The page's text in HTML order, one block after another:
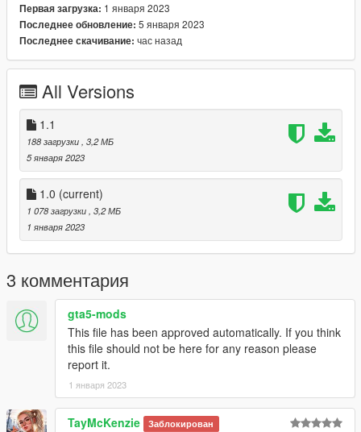
Первая загрузка: 1 января 2023
Последнее обновление: 5 января 2023
Последнее скачивание: час назад
All Versions
1.1
188 загрузки , 3,2 МБ
5 января 2023
1.0 (current)
1 078 загрузки , 3,2 МБ
1 января 2023
3 комментария
gta5-mods
This file has been approved automatically. If you think
this file should not be here for any reason please
report it.
1 января 2023
TayMcKenzie Заблокирован